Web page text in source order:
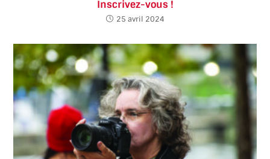
Inscrivez-vous !
25 avril 2024